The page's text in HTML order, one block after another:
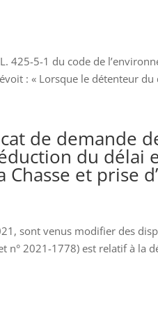
425-5-1 du code de
: « Lorsque le détenteur du
de demande
du délai
et prise
sont venus modifier des
n° 2021-1778) est relatif à la